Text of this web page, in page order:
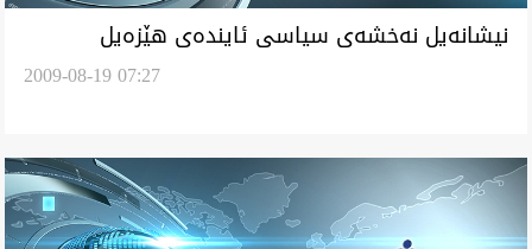
نیشانه‌یل نه‌خشه‌ی سیاسی ئاینده‌ی هێزه‌یل
2009-08-19 07:27